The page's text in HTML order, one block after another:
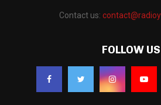
Contact us:
FOLLOW US